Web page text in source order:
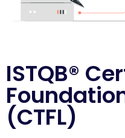
ISTQB®
(CTFL)